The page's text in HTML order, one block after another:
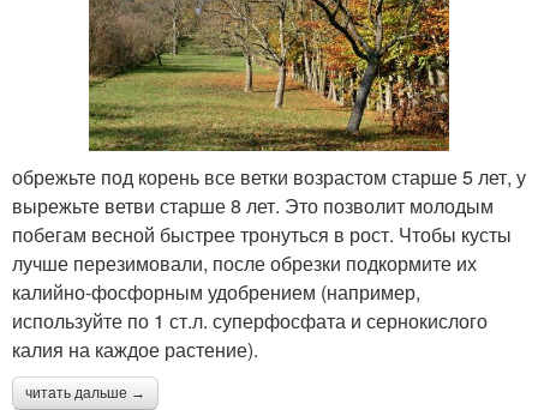
обрежьте под корень все ветки возрастом старше 5 лет, у
вырежьте ветви старше 8 лет. Это позволит молодым
побегам весной быстрее тронуться в рост. Чтобы кусты
лучше перезимовали, после обрезки подкормите их
калийно-фосфорным удобрением (например,
используйте по 1 ст.л. суперфосфата и сернокислого
калия на каждое растение).
читать дальше →